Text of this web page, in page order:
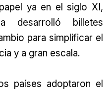
ya en el siglo XI,
desarrolló billetes
para simplificar el
y a gran escala.
países adoptaron el